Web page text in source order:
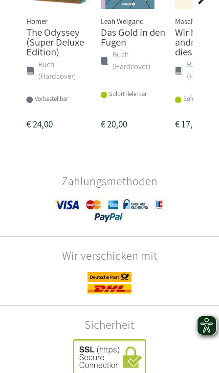
Homer
The Odyssey
(Super Deluxe
Edition)
Buch
(Hardcover)
Vorbestellbar
€24,00
Leah Weigand
Das Gold in den
Fugen
Buch
(Hardcover)
Sofort lieferbar
€20,00
Mascha
Wir
andre
diese
Buch
Sofort
€17,00
Zahlungsmethoden
Wir verschicken mit
Sicherheit